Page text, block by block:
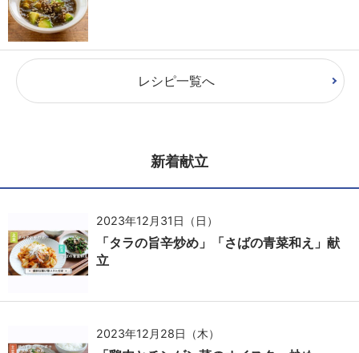
レシピ一覧へ
新着献立
2023年12月31日（日）
「タラの旨辛炒め」「さばの青菜和え」献
立
2023年12月28日（木）